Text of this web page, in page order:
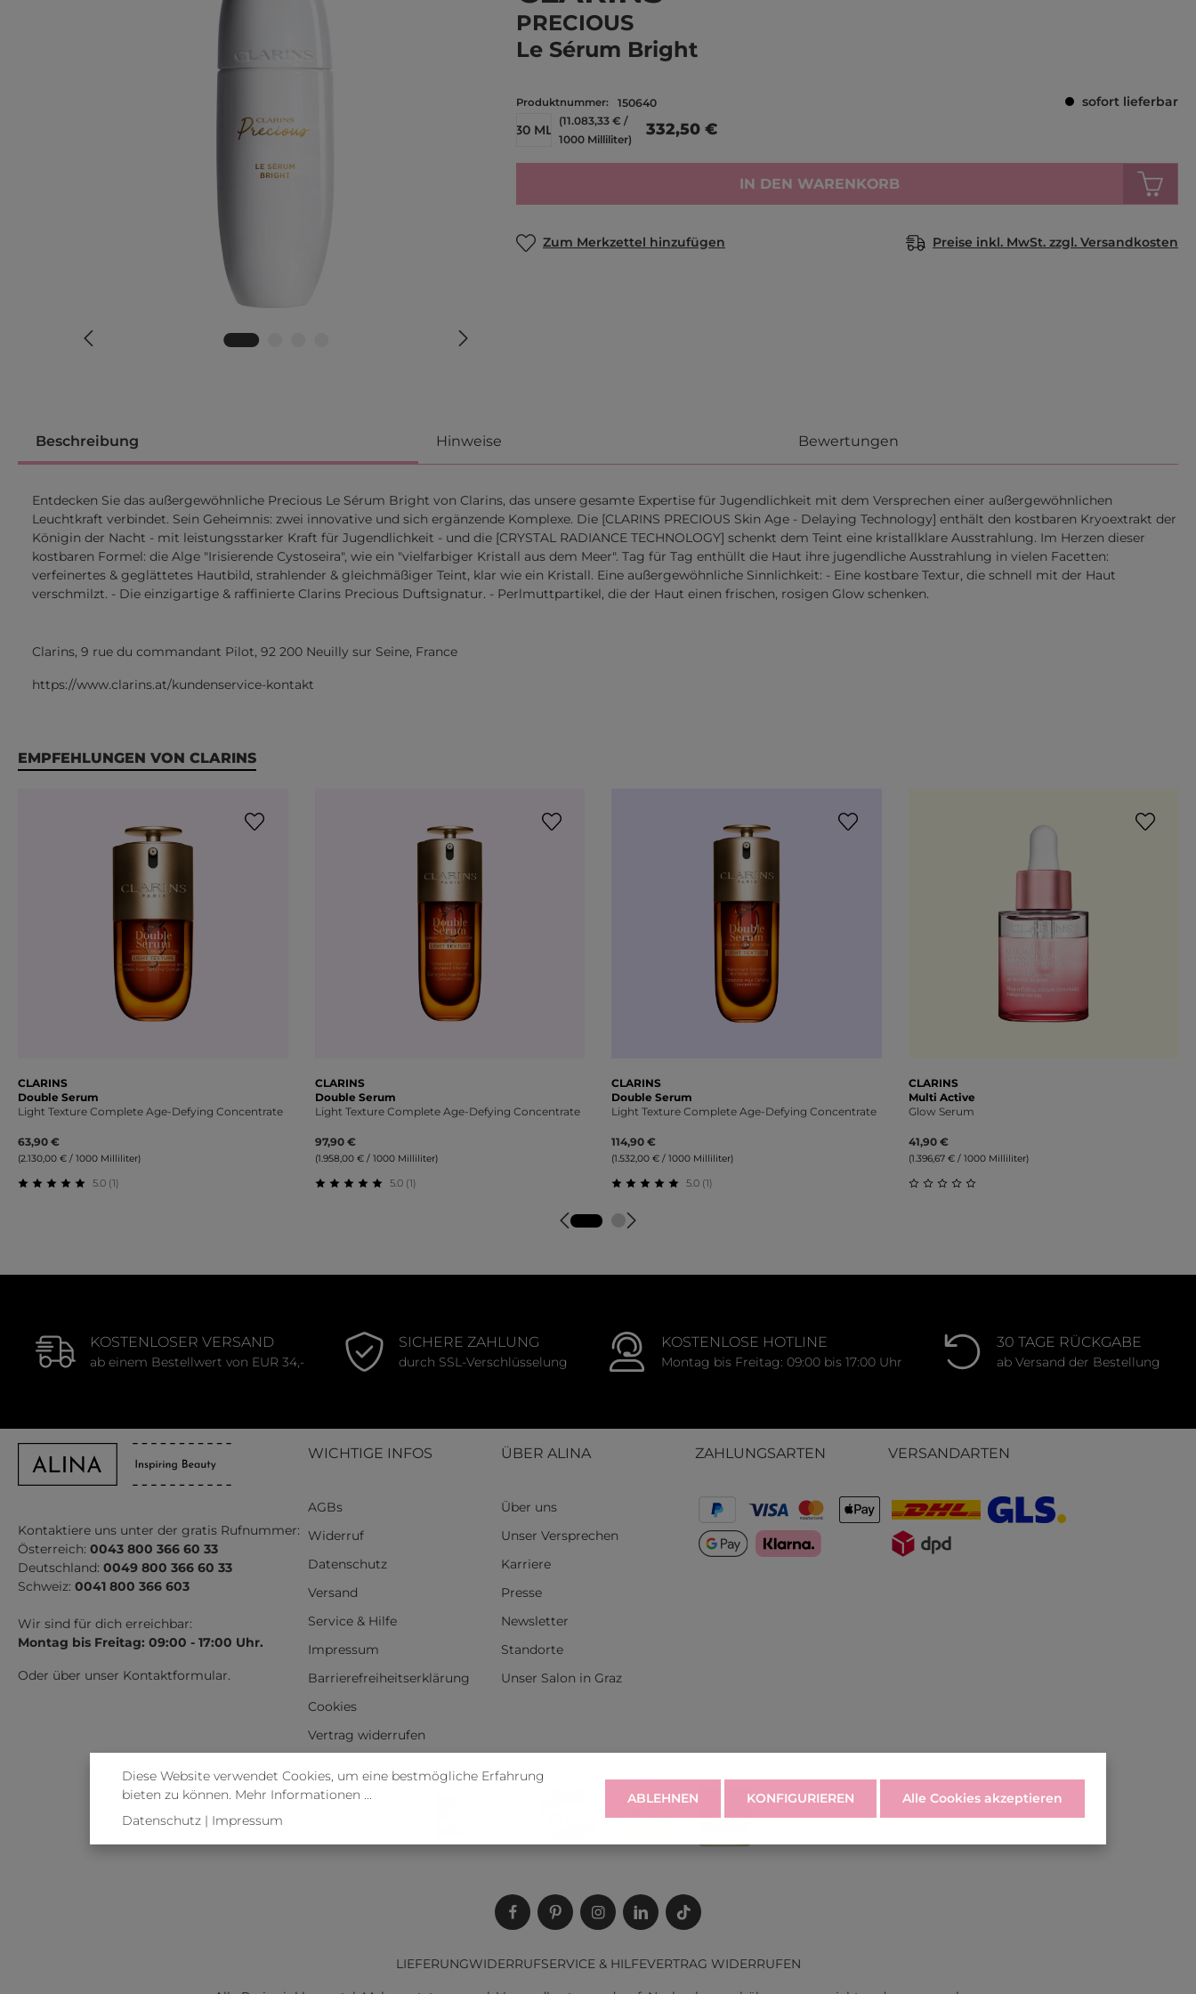
PRECIOUS
Le Sérum Bright
Produktnummer: 150640
sofort lieferbar
30 ML
(11.083,33 € /
1000 Milliliter)
332,50 €
IN DEN WARENKORB
Zum Merkzettel hinzufügen Preise inkl. MwSt. zzgl. Versandkosten
Beschreibung Hinweise Bewertungen
Entdecken Sie das außergewöhnliche Precious Le Sérum Bright von Clarins, das unsere gesamte Expertise für Jugendlichkeit mit dem Versprechen einer außergewöhnlichen
Leuchtkraft verbindet. Sein Geheimnis: zwei innovative und sich ergänzende Komplexe. Die [CLARINS PRECIOUS Skin Age - Delaying Technology] enthält den kostbaren Kryoextrakt der
Königin der Nacht - mit leistungsstarker Kraft für Jugendlichkeit - und die [CRYSTAL RADIANCE TECHNOLOGY] schenkt dem Teint eine kristallklare Ausstrahlung. Im Herzen dieser
kostbaren Formel: die Alge "Irisierende Cystoseira", wie ein "vielfarbiger Kristall aus dem Meer". Tag für Tag enthüllt die Haut ihre jugendliche Ausstrahlung in vielen Facetten:
verfeinertes & geglättetes Hautbild, strahlender & gleichmäßiger Teint, klar wie ein Kristall. Eine außergewöhnliche Sinnlichkeit: - Eine kostbare Textur, die schnell mit der Haut
verschmilzt. - Die einzigartige & raffinierte Clarins Precious Duftsignatur. - Perlmuttpartikel, die der Haut einen frischen, rosigen Glow schenken.
Clarins, 9 rue du commandant Pilot, 92 200 Neuilly sur Seine, France
https://www.clarins.at/kundenservice-kontakt
Produktgalerie überspringen
EMPFEHLUNGEN VON CLARINS
CLARINS
Double Serum
Light Texture Complete Age-Defying Concentrate
63,90 €
(2.130,00 € / 1000 Milliliter)
5.0 (1)
CLARINS
Double Serum
Light Texture Complete Age-Defying Concentrate
97,90 €
(1.958,00 € / 1000 Milliliter)
Durchschnittliche Bewertung von 5 von 5 Sternen
5.0 (1)
CLARINS
Double Serum
Light Texture Complete Age-Defying Concentrate
114,90 €
(1.532,00 € / 1000 Milliliter)
Durchschnittliche Bewertung von 5 von 5 Sternen
5.0 (1)
CLARINS
Multi Active
Glow Serum
41,90 €
(1.396,67 € / 1000 Milliliter)
KOSTENLOSER VERSAND
ab einem Bestellwert von EUR 34,-
SICHERE ZAHLUNG
durch SSL-Verschlüsselung
KOSTENLOSE HOTLINE
Montag bis Freitag: 09:00 bis 17:00 Uhr
30 TAGE RÜCKGABE
ab Versand der Bestellung
Kontaktiere uns unter der gratis Rufnummer:
Österreich: 0043 800 366 60 33
Deutschland: 0049 800 366 60 33
Schweiz: 0041 800 366 603
Wir sind für dich erreichbar:
Montag bis Freitag: 09:00 - 17:00 Uhr.
Oder über unser Kontaktformular.
WICHTIGE INFOS
AGBs
Widerruf
Datenschutz
Versand
Service & Hilfe
Impressum
Barrierefreiheitserklärung
Cookies
Vertrag widerrufen
ÜBER ALINA
Über uns
Unser Versprechen
Karriere
Presse
Newsletter
Standorte
Unser Salon in Graz
ZAHLUNGSARTEN VERSANDARTEN
LIEFERUNGWIDERRUFSERVICE & HILFEVERTRAG WIDERRUFEN
Diese Website verwendet Cookies, um eine bestmögliche Erfahrung
bieten zu können. Mehr Informationen ...
Datenschutz| Impressum
ABLEHNEN KONFIGURIEREN Alle Cookies akzeptieren